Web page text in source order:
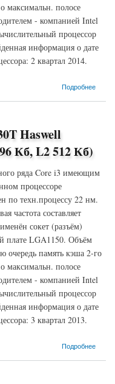
максимальн. полосе
- компанией Intel
процессор
информация о дате
2 квартал 2014.
Подробнее
L3 4096 Кб, L2 512 Кб)
Haswell
Кб, L2 512 Кб)
ряда Core i3 имеющим
процессоре
по техн.процессу 22 нм.
частота составляет
сокет (разъём)
плате LGA1150. Объём
очередь память кэша 2-го
максимальн. полосе
- компанией Intel
процессор
информация о дате
3 квартал 2013.
Подробнее
L3 4096 Кб, L2 512 Кб)